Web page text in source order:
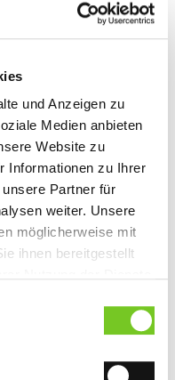
und Anzeigen zu
Medien anbieten
Website zu
Informationen zu Ihrer
Partner für
weiter. Unsere
möglicherweise mit
ihnen bereitgestellt
weiterhin nutzen.
und Kinder
Piqué Stoff in
formstabil, robust,
Corporate
und
Materialien
sorgen auch